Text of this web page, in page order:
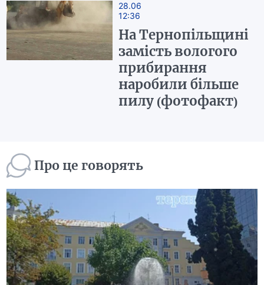
28.06
12:36
На Тернопільщині
замість вологого
прибирання
наробили більше
пилу (фотофакт)
Про це говорять